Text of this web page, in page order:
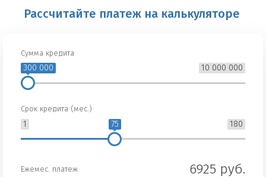
Рассчитайте платеж на калькуляторе
Сумма кредита
10 000 000
300 000
Срок кредита (мес.)
1 180
75
Ежемес. платеж 6925 руб.